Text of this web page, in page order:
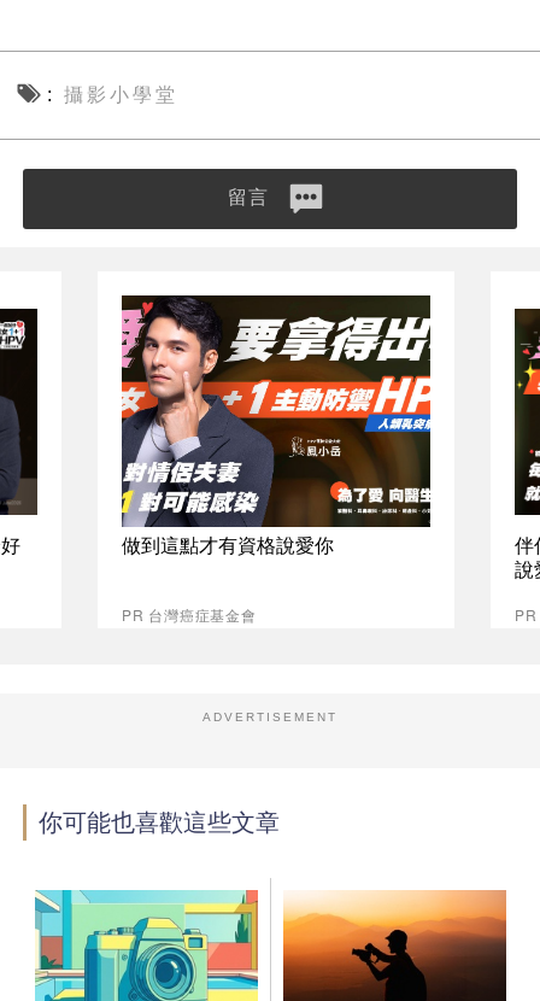
攝影小學堂
留言
做到這點才有資格說愛你
PR 台灣癌症基金會
伴
說
ADVERTISEMENT
你可能也喜歡這些文章